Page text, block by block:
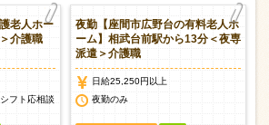
老人ホー
介護職
フト応相談
夜勤【座間市広野台の有料老人ホ
ーム】相武台前駅から13分＜夜専
派遣＞介護職
日給25,250円以上
夜勤のみ